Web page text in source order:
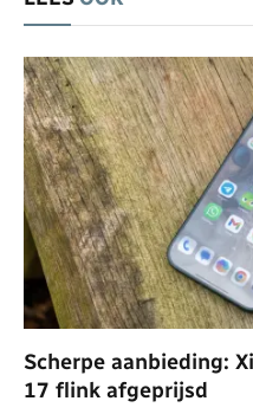
Scherpe aanbieding:
17 flink afgeprijsd